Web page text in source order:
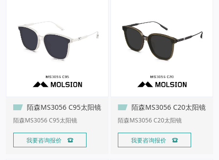
陌森MS3056 C95太阳镜
陌森MS3056 C95太阳镜
我要咨询报价 
陌森MS3056 C20太阳镜
陌森MS3056 C20太阳镜
我要咨询报价 